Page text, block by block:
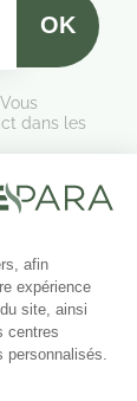
dans les
cliquez ici